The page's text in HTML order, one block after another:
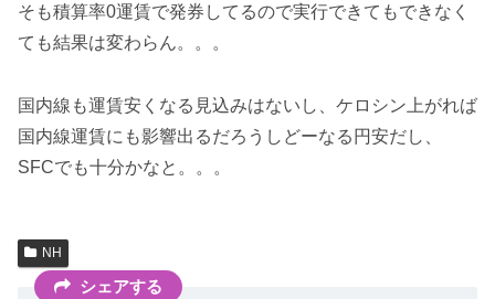
そも積算率0運賃で発券してるので実行できてもできなく
ても結果は変わらん。。。
国内線も運賃安くなる見込みはないし、ケロシン上がれば
国内線運賃にも影響出るだろうしどーなる円安だし、
SFCでも十分かなと。。。
NH
シェアする